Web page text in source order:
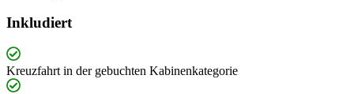
Inkludiert
Kreuzfahrt in der gebuchten Kabinenkategorie